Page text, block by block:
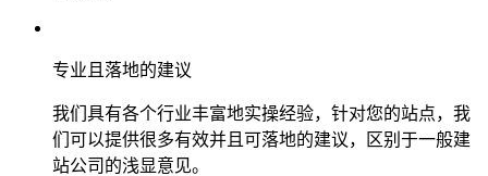
专业且落地的建议
我们具有各个行业丰富地实操经验，针对您的站点，我
们可以提供很多有效并且可落地的建议，区别于一般建
站公司的浅显意见。